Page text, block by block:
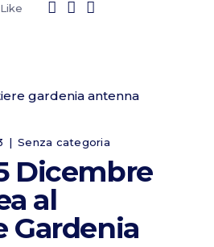
Like
Senza categoria
Dicembre
al
Gardenia